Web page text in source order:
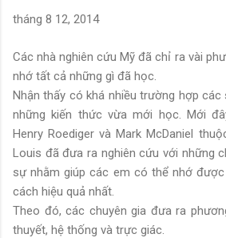
tháng 8 12, 2014
Các nhà nghiên cứu Mỹ đã chỉ ra vài
nhớ tất cả những gì đã học.
Nhận thấy có khá nhiều trường hợp các
những kiến thức vừa mới học. Mới
Henry Roediger và Mark McDaniel
Louis đã đưa ra nghiên cứu với những
sự nhằm giúp các em có thể nhớ
cách hiệu quả nhất.
Theo đó, các chuyên gia đưa ra
thuyết, hệ thống và trực giác.